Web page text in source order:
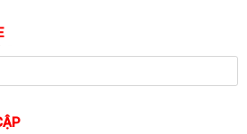
THÔNG BÁO THỜI GIAN TỔ CHỨC HỘI
HỘ KINH DOANH,...
GIAO BAN TỔ DÂN PHỐ SAU SẮP XẾP,